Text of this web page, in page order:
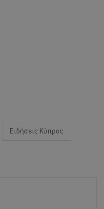
Ειδήσεις Κύπρος